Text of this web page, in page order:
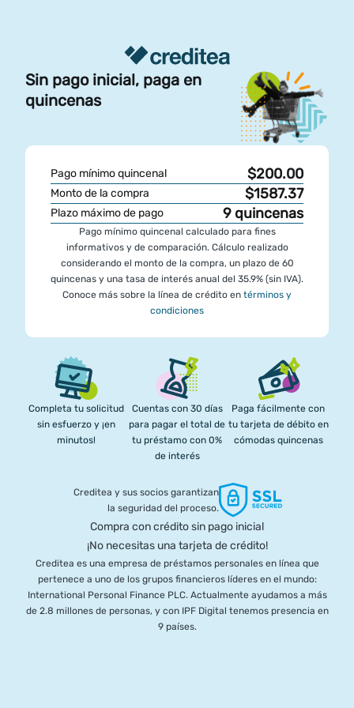
Sin pago inicial, paga en
quincenas
Pago mínimo quincenal $200.00
Monto de la compra $1587.37
Plazo máximo de pago 9 quincenas
Pago mínimo quincenal calculado para fines
informativos y de comparación. Cálculo realizado
considerando el monto de la compra, un plazo de 60
quincenas y una tasa de interés anual del 35.9% (sin IVA).
Conoce más sobre la línea de crédito en términos y
condiciones
Completa tu solicitud
sin esfuerzo y ¡en
minutos!
Cuentas con 30 días
para pagar el total de
tu préstamo con 0%
de interés
Paga fácilmente con
tu tarjeta de débito en
cómodas quincenas
Creditea y sus socios garantizan
la seguridad del proceso.
Compra con crédito sin pago inicial
¡No necesitas una tarjeta de crédito!
Creditea es una empresa de préstamos personales en línea que
pertenece a uno de los grupos financieros líderes en el mundo:
International Personal Finance PLC. Actualmente ayudamos a más
de 2.8 millones de personas, y con IPF Digital tenemos presencia en
9 países.